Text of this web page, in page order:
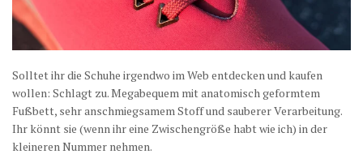
Solltet ihr die Schuhe irgendwo im Web entdecken und kaufen
wollen: Schlagt zu. Megabequem mit anatomisch geformtem
Fußbett, sehr anschmiegsamem Stoff und sauberer Verarbeitung.
Ihr könnt sie (wenn ihr eine Zwischengröße habt wie ich) in der
kleineren Nummer nehmen.